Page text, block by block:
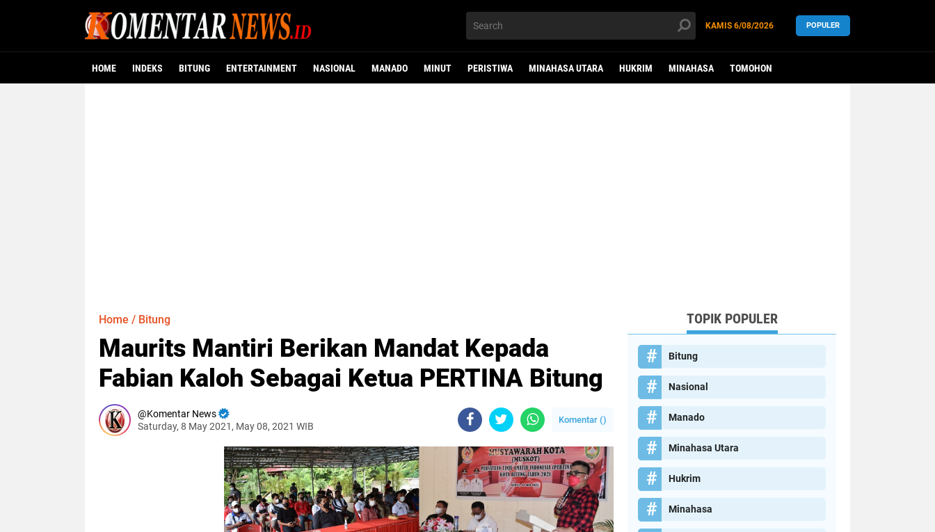
KAMIS 6/08/2026 POPULER
HOME INDEKS BITUNG ENTERTAINMENT NASIONAL MANADO MINUT PERISTIWA MINAHASA UTARA HUKRIM MINAHASA TOMOHON
Home / Bitung
Maurits Mantiri Berikan Mandat Kepada
Fabian Kaloh Sebagai Ketua PERTINA Bitung
Komentar News
Saturday, 8 May 2021, May 08, 2021 WIB
Komentar ()
TOPIK POPULER
Bitung
Nasional
Manado
Minahasa Utara
Hukrim
Minahasa